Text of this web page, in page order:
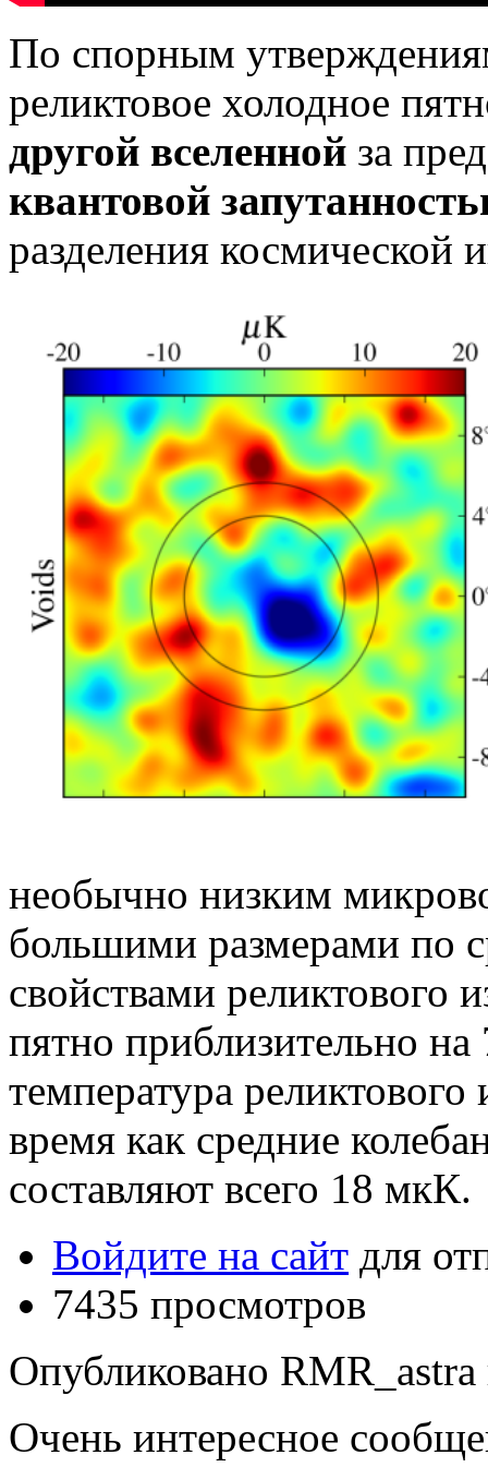
По спорным
реликтовое холодное
другой вселенной за
квантовой
разделения космической
необычно низким
большими размерами по
свойствами реликтового
пятно приблизительно
температура
время как средние
составляют всего 18 мкК.
Войдите на сайт для
7435 просмотров
Опубликовано
Очень интересное